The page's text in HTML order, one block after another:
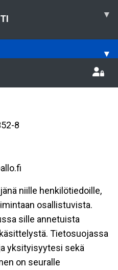
▾
▾
8
niille henkilötiedoille,
osallistuvista.
sille annetuista
Tietosuojassa
yksityisyytesi sekä
on seuralle